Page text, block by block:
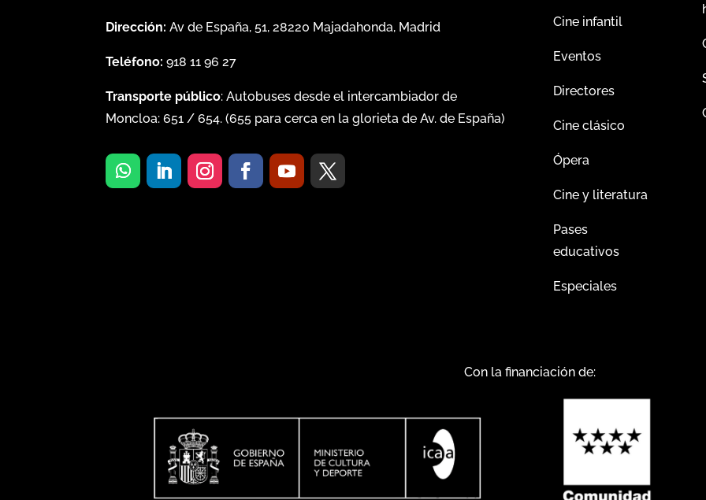
Dirección: Av de España, 51, 28220 Majadahonda, Madrid
Teléfono: 918 11 96 27
Transporte público: Autobuses desde el intercambiador de
Moncloa:651 /654. (655 para cerca en la glorieta de Av. de España)
Cine infantil
Eventos
Directores
Cine clásico
Ópera
Cine y literatura
Pases
educativos
Especiales
Con la financiación de: